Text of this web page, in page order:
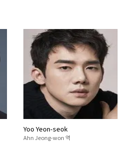
Yoo Yeon-seok
Ahn Jeong-won 역